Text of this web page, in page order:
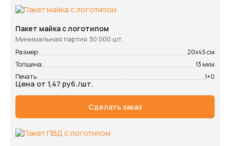
Пакет майка с логотипом
Минимальная партия 30 000 шт.
Размер:
20х45 см
Толщина:
13 мкм
Печать:
1+0
Цена от 1,47 руб./шт.
Сделать заказ